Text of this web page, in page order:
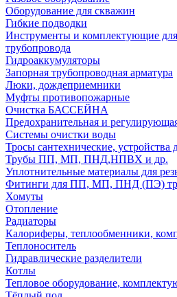
Оборудование для скважин
Гибкие подводки
Инструменты и комплектующие
трубопровода
Гидроаккумуляторы
Запорная трубопроводная арматура
Люки, дождеприемники
Муфты противопожарные
Очистка БАССЕЙНА
Предохранительная и
Системы очистки воды
Тросы сантехнические, устройства
Трубы ПП, МП, ПНД,НПВХ и др.
Уплотнительные материалы для
Фитинги для ПП, МП, ПНД (ПЭ)
Хомуты
Отопление
Радиаторы
Калориферы, теплообменники,
Теплоноситель
Гидравлические разделители
Котлы
Тепловое оборудование,